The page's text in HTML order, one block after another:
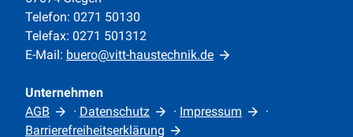
Telefon: 0271 50130
Telefax: 0271 501312
E-Mail: buero@vitt-haustechnik.de
Unternehmen
AGB
· Datenschutz · Impressum
·
Barrierefreiheitserklärung